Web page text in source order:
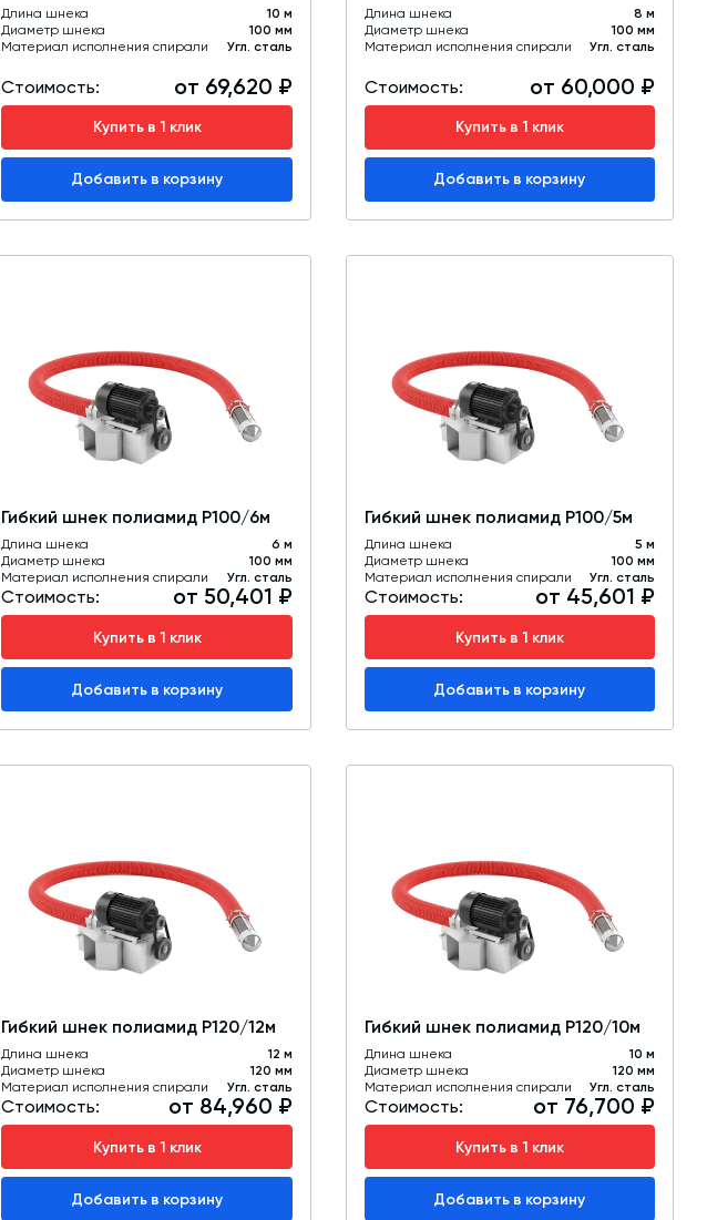
Длина шнека
10 м
Диаметр шнека
100 мм
Материал исполнения спирали
Угл. сталь
Стоимость: от 69,620 ₽
Купить в 1 клик
Добавить в корзину
Длина шнека
8 м
Диаметр шнека
100 мм
Материал исполнения спирали
Угл. сталь
Стоимость: от 60,000 ₽
Купить в 1 клик
Добавить в корзину
Гибкий шнек полиамид Р100/6м
Длина шнека
6 м
Диаметр шнека
100 мм
Материал исполнения спирали
Угл. сталь
Стоимость: от 50,401 ₽
Купить в 1 клик
Добавить в корзину
Гибкий шнек полиамид Р100/5м
Длина шнека
5 м
Диаметр шнека
100 мм
Материал исполнения спирали
Угл. сталь
Стоимость: от 45,601 ₽
Купить в 1 клик
Добавить в корзину
Гибкий шнек полиамид Р120/12м
Длина шнека
12 м
Диаметр шнека
120 мм
Материал исполнения спирали
Угл. сталь
Стоимость: от 84,960 ₽
Купить в 1 клик
Добавить в корзину
Гибкий шнек полиамид Р120/10м
Длина шнека
10 м
Диаметр шнека
120 мм
Материал исполнения спирали
Угл. сталь
Стоимость: от 76,700 ₽
Купить в 1 клик
Добавить в корзину